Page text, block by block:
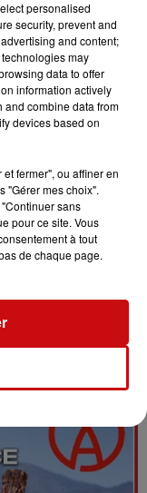
personalised
security, prevent and
and content;
may
data to offer
information actively
and combine data from
devices based on
fermer", ou affiner en
"Gérer mes choix".
sans
pour ce site. Vous
à tout
de chaque page.